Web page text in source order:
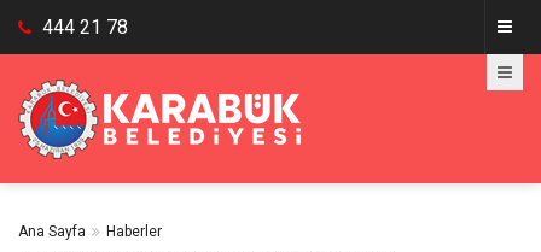
444 21 78
Ana Sayfa
Haberler